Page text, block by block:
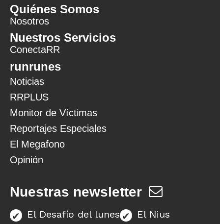
Quiénes Somos
Nosotros
Nuestros Servicios
ConectaRR
runrunes
Noticias
RRPLUS
Monitor de Víctimas
Reportajes Especiales
El Megafono
Opinión
Nuestras newsletter
El Desafío del lunes El Nius